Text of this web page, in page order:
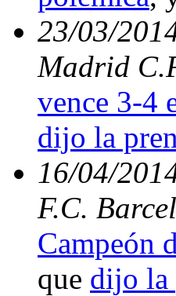
23/03/
Madrid
vence 3-4
dijo la
16/04/
F.C.
Campeón
que dijo la